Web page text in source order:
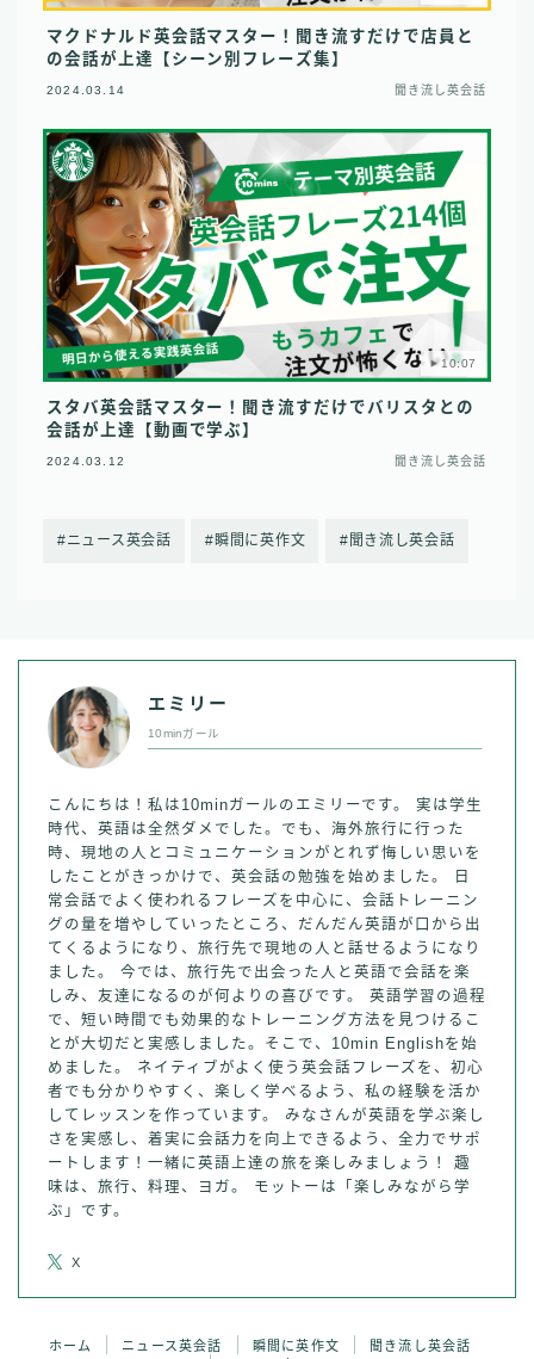
マクドナルド英会話マスター！聞き流すだけで店員と
の会話が上達【シーン別フレーズ集】
2024.03.14 聞き流し英会話
10:07
スタバ英会話マスター！聞き流すだけでバリスタとの
会話が上達【動画で学ぶ】
2024.03.12 聞き流し英会話
ニュース英会話 瞬間に英作文 聞き流し英会話
エミリー
10minガール
こんにちは！私は10minガールのエミリーです。 実は学生
時代、英語は全然ダメでした。でも、海外旅行に行った
時、現地の人とコミュニケーションがとれず悔しい思いを
したことがきっかけで、英会話の勉強を始めました。 日
常会話でよく使われるフレーズを中心に、会話トレーニン
グの量を増やしていったところ、だんだん英語が口から出
てくるようになり、旅行先で現地の人と話せるようになり
ました。 今では、旅行先で出会った人と英語で会話を楽
しみ、友達になるのが何よりの喜びです。 英語学習の過程
で、短い時間でも効果的なトレーニング方法を見つけるこ
とが大切だと実感しました。そこで、10min Englishを始
めました。 ネイティブがよく使う英会話フレーズを、初心
者でも分かりやすく、楽しく学べるよう、私の経験を活か
してレッスンを作っています。 みなさんが英語を学ぶ楽し
さを実感し、着実に会話力を向上できるよう、全力でサポ
ートします！一緒に英語上達の旅を楽しみましょう！ 趣
味は、旅行、料理、ヨガ。 モットーは「楽しみながら学
ぶ」です。
X
ホーム ニュース英会話 瞬間に英作文
聞き流し英会話